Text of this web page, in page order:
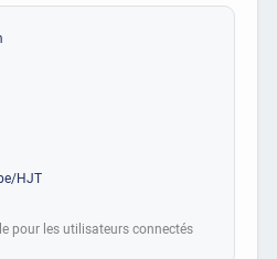
HJT
pour les utilisateurs connectés